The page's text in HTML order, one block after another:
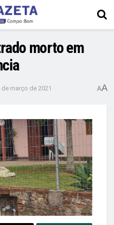
morto em
de março de 2021 AA